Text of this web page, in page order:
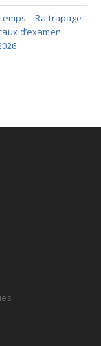
– Rattrapage
d’examen